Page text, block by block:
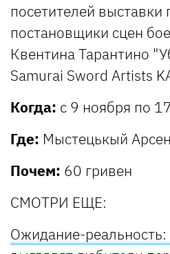
посетителей выставки
постановщики сцен
Квентина Тарантино
Samurai Sword Artists
Когда: с 9 ноября по
Где: Мыстецькый
Почем: 60 гривен
СМОТРИ ЕЩЕ:
Ожидание-